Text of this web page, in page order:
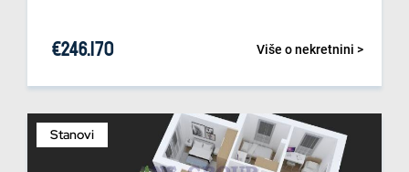
Više o nekretnini >
€246.170
Stanovi